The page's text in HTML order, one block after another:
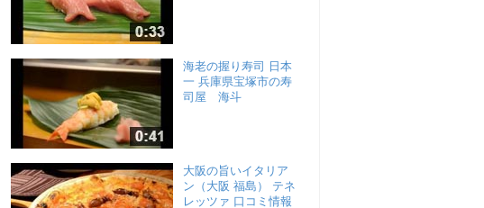
海老の握り寿司 日本
一 兵庫県宝塚市の寿
司屋 海斗
大阪の旨いイタリア
ン（大阪 福島） テネ
レッツァ 口コミ情報